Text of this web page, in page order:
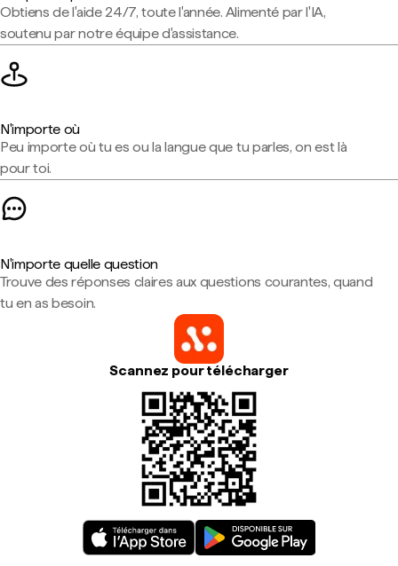
Obtiens de l'aide 24/7, toute l'année. Alimenté par l'IA,
soutenu par notre équipe d'assistance.
N'importe où
Peu importe où tu es ou la langue que tu parles, on est là
pour toi.
N'importe quelle question
Trouve des réponses claires aux questions courantes, quand
tu en as besoin.
Scannez pour télécharger